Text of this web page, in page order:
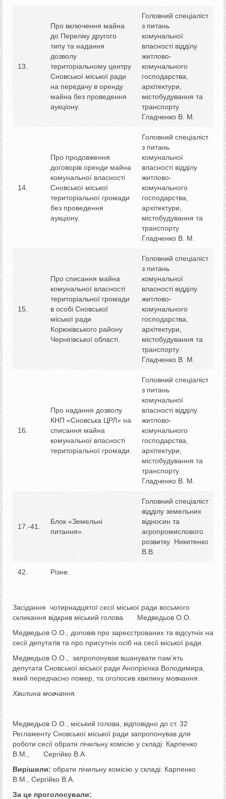
13.
Про включення майна
до Переліку другого
типу та надання
дозволу
територіальному центру
Сновської міської ради
на передачу в оренду
майна без проведення
аукціону.
Головний спеціаліст
з питань
комунальної
власності відділу
житлово-
комунального
господарства,
архітектури,
містобудування та
транспорту
Гладченко В. М.
14.
Про продовження
договорів оренди майна
комунальної власності
Сновської міської
територіальної громади
без проведення
аукціону.
Головний спеціаліст
з питань
комунальної
власності відділу
житлово-
комунального
господарства,
архітектури,
містобудування та
транспорту
Гладченко В. М.
15.
Про списання майна
комунальної власності
територіальної громади
в особі Сновської
міської ради
Корюківського району
Чернігівської області.
Головний спеціаліст
з питань
комунальної
власності відділу
житлово-
комунального
господарства,
архітектури,
містобудування та
транспорту
Гладченко В. М.
16.
Про надання дозволу
КНП «Сновська ЦРЛ» на
списання майна
комунальної власності
територіальної громади.
Головний спеціаліст
з питань
комунальної
власності відділу
житлово-
комунального
господарства,
архітектури,
містобудування та
транспорту
Гладченко В. М.
17.-41.
Блок «Земельні
питання».
Головний спеціаліст
відділу земельних
відносин та
агропромислового
розвитку Никитенко
В.В.
42. Різне.
Засідання чотирнадцятої сесії міської ради восьмого
скликання відкрив міський голова Медведьов О.О.
Медведьов О.О., доповів про зареєстрованих та відсутніх на
сесії депутатів та про присутніх осіб на сесії міської ради.
Медведьов О.О., запропонував вшанувати пам’ять
депутата Сновської міської ради Анопрієнка Володимира,
який передчасно помер, та оголосив хвилину мовчання.
Хвилина мовчання.
Медведьов О.О., міський голова, відповідно до ст. 32
Регламенту Сновської міської ради запропонував для
роботи сесії обрати лічильну комісію у складі: Карпенко
В.М., Сергійко В.А.
Вирішили: обрати лічильну комісію у складі: Карпенко
В.М., Сергійко В.А.
За це проголосували: